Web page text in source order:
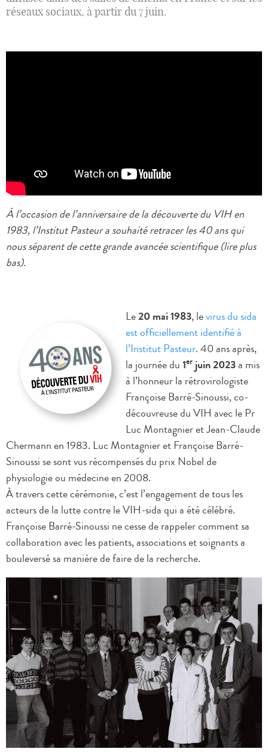
réseaux sociaux, à partir du 7 juin.
À l’occasion de l’anniversaire de la découverte du VIH en
1983, l’Institut Pasteur a souhaité retracer les 40 ans qui
nous séparent de cette grande avancée scientifique (lire plus
bas).
Le20 mai 1983, levirus du sida
est officiellement identifié à
l’Institut Pasteur. 40 ans après,
la journée du1er juin 2023a mis
à l’honneur la rétrovirologiste
Françoise Barré-Sinoussi, co-
découvreuse du VIH avec le Pr
Luc Montagnier et Jean-Claude
Chermann en 1983. Luc Montagnier et Françoise Barré-
Sinoussi se sont vus récompensés du prix Nobel de
physiologie ou médecine en 2008.
À travers cette cérémonie, c’est l’engagement de tous les
acteurs de la lutte contre le VIH-sida qui a été célébré.
Françoise Barré-Sinoussi ne cesse de rappeler comment sa
collaboration avec les patients, associations et soignants a
bouleversé sa manière de faire de la recherche.